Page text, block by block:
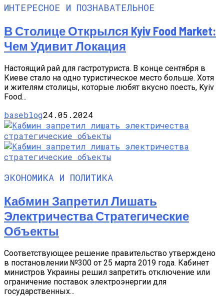
ИНТЕРЕСНОЕ И ПОЗНАВАТЕЛЬНОЕ
В Столице Открылся Kyiv Food Market:
Чем Удивит Локация
Настоящий рай для гастротуриста. В конце сентября в
Киеве стало на одно туристическое место больше. Хотя
и жителям столицы, которые любят вкусно поесть, Kyiv
Food...
baseblog24.05.2024
ЭКОНОМИКА И ПОЛИТИКА
Кабмин Запретил Лишать
Электричества Стратегические
Объекты
Соответствующее решение правительство утверждено
в постановлении №300 от 25 марта 2019 года. Кабинет
министров Украины решил запретить отключение или
ограничение поставок электроэнергии для
государственных...